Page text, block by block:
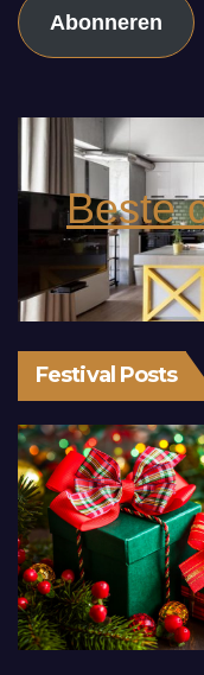
Abonneren
Beste
Festival Posts